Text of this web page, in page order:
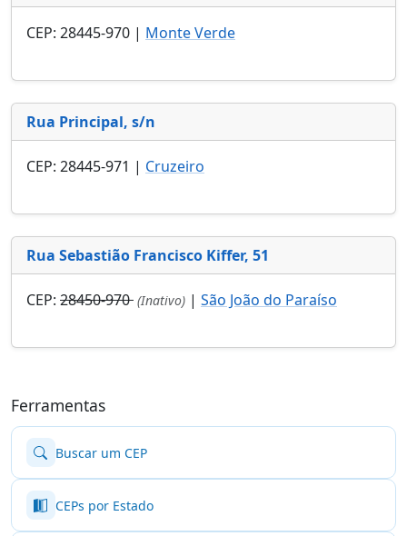
CEP: 28445-970 | Monte Verde
Rua Principal, s/n
CEP: 28445-971 | Cruzeiro
Rua Sebastião Francisco Kiffer, 51
CEP: 28450-970 (Inativo) | São João do Paraíso
Ferramentas
Buscar um CEP
CEPs por Estado